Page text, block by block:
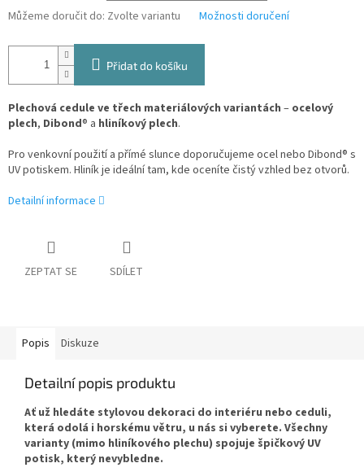
Můžeme doručit do: Zvolte variantu Možnosti doručení
Přidat do košíku
Plechová cedule ve třech materiálových variantách – ocelový
plech, Dibond® a hliníkový plech.
Pro venkovní použití a přímé slunce doporučujeme ocel nebo Dibond® s
UV potiskem. Hliník je ideální tam, kde oceníte čistý vzhled bez otvorů.
Detailní informace
ZEPTAT SE SDÍLET
Popis Diskuze
Detailní popis produktu
Ať už hledáte stylovou dekoraci do interiéru nebo ceduli,
která odolá i horskému větru, u nás si vyberete. Všechny
varianty (mimo hliníkového plechu) spojuje špičkový UV
potisk, který nevybledne.